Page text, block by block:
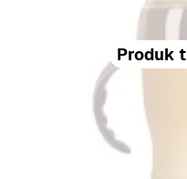
Produk